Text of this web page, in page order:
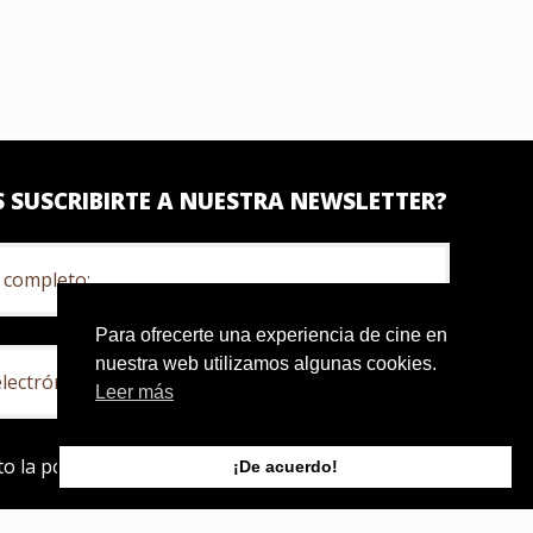
SUSCRIBIRTE A NUESTRA NEWSLETTER?
la política de privacidad
Para ofrecerte una experiencia de cine en
nuestra web utilizamos algunas cookies.
Leer más
¡De acuerdo!